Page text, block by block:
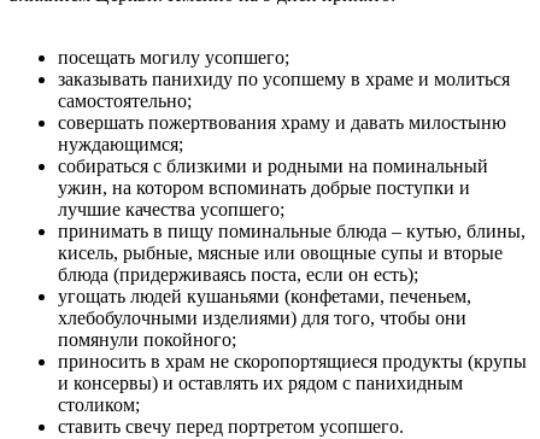
посещать могилу усопшего;
заказывать панихиду по усопшему в храме и молиться
самостоятельно;
совершать пожертвования храму и давать милостыню
нуждающимся;
собираться с близкими и родными на поминальный
ужин, на котором вспоминать добрые поступки и
лучшие качества усопшего;
принимать в пищу поминальные блюда – кутью, блины,
кисель, рыбные, мясные или овощные супы и вторые
блюда (придерживаясь поста, если он есть);
угощать людей кушаньями (конфетами, печеньем,
хлебобулочными изделиями) для того, чтобы они
помянули покойного;
приносить в храм не скоропортящиеся продукты (крупы
и консервы) и оставлять их рядом с панихидным
столиком;
ставить свечу перед портретом усопшего.